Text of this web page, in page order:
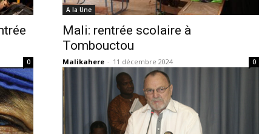
0
A la Une
Mali: rentrée scolaire à
Tombouctou
Malikahere - 11 décembre 2024 0